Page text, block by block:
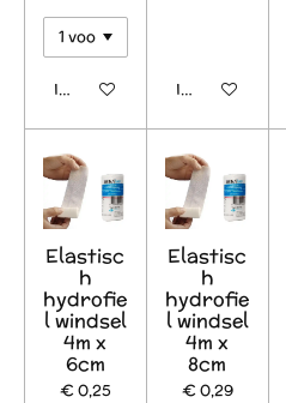
In winkelwagen In winkelwagen
Elastisc
h
hydrofie
l windsel
4m x
6cm
€ 0,25
Elastisc
h
hydrofie
l windsel
4m x
8cm
€ 0,29